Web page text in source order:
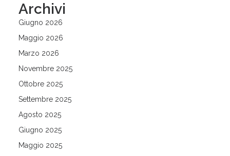
Archivi
Giugno 2026
Maggio 2026
Marzo 2026
Novembre 2025
Ottobre 2025
Settembre 2025
Agosto 2025
Giugno 2025
Maggio 2025